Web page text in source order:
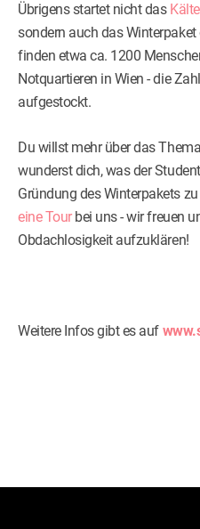
Übrigens startet nicht das
sondern auch das
finden etwa ca. 1200
Notquartieren in Wien - die
aufgestockt.
Du willst mehr über das
wunderst dich, was der
Gründung des Winterpakets
eine Tourbei uns - wir freuen
Obdachlosigkeit aufzuklären!
Weitere Infos gibt es auf